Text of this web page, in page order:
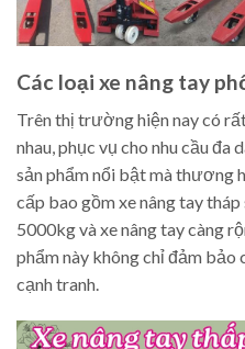
Các loại xe nâng tay
Trên thị trường hiện nay có
nhau, phục vụ cho nhu cầu đa
sản phẩm nổi bật mà thương
cấp bao gồm xe nâng tay tháp
5000kg và xe nâng tay càng
phẩm này không chỉ đảm
cạnh tranh.